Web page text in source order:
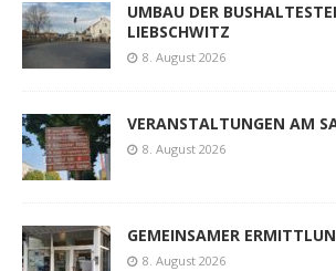
UMBAU DER
LIEBSCHWITZ
8. August 2026
VERANSTALTUNGEN AM
8. August 2026
GEMEINSAMER
8. August 2026